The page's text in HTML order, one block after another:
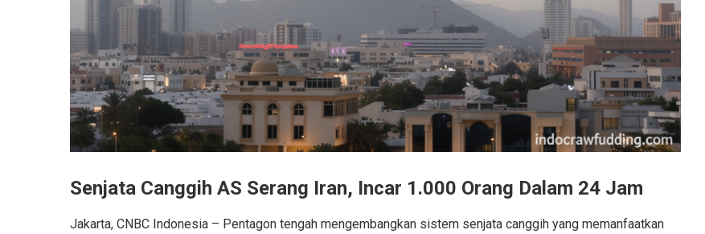
Senjata Canggih AS Serang Iran, Incar 1.000 Orang Dalam 24 Jam
Jakarta, CNBC Indonesia – Pentagon tengah mengembangkan sistem senjata canggih yang memanfaatkan